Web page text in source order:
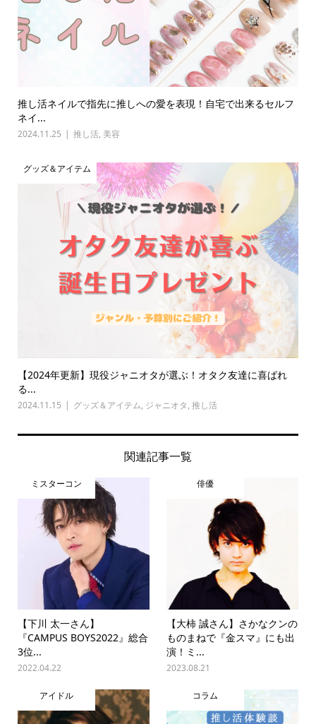
推し活ネイルで指先に推しへの愛を表現！自宅で出来るセルフ
ネイ...
2024.11.25 推し活, 美容
グッズ＆アイテム
【2024年更新】現役ジャニオタが選ぶ！オタク友達に喜ばれ
る...
2024.11.15 グッズ＆アイテム, ジャニオタ, 推し活
関連記事一覧
ミスターコン
【下川 太一さん】
『CAMPUS BOYS2022』総合
3位...
2022.04.22
俳優
【大柿 誠さん】さかなクンの
ものまねで『金スマ』にも出
演！ミ...
2023.08.21
アイドル コラム